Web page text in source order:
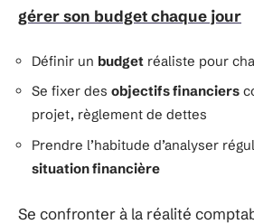
gérer son budget chaque jour
Définir un budget réaliste pour
Se fixer des objectifs financiers
projet, règlement de dettes
Prendre l’habitude d’analyser
situation financière
Se confronter à la réalité